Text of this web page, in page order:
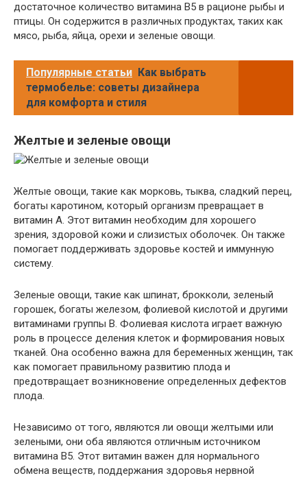
достаточное количество витамина B5 в рационе рыбы и
птицы. Он содержится в различных продуктах, таких как
мясо, рыба, яйца, орехи и зеленые овощи.
Популярные статьи Как выбрать
термобелье: советы дизайнера
для комфорта и стиля
Желтые и зеленые овощи
Желтые овощи, такие как морковь, тыква, сладкий перец,
богаты каротином, который организм превращает в
витамин А. Этот витамин необходим для хорошего
зрения, здоровой кожи и слизистых оболочек. Он также
помогает поддерживать здоровье костей и иммунную
систему.
Зеленые овощи, такие как шпинат, брокколи, зеленый
горошек, богаты железом, фолиевой кислотой и другими
витаминами группы B. Фолиевая кислота играет важную
роль в процессе деления клеток и формирования новых
тканей. Она особенно важна для беременных женщин, так
как помогает правильному развитию плода и
предотвращает возникновение определенных дефектов
плода.
Независимо от того, являются ли овощи желтыми или
зелеными, они оба являются отличным источником
витамина B5. Этот витамин важен для нормального
обмена веществ, поддержания здоровья нервной